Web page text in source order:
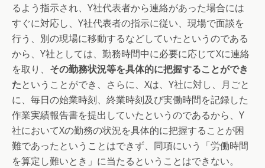
るよう指示され、Y社代表者から連絡があった場合には
すぐに対応し、Y社代表者の指示に従い、現場で面談を
行う、別の現場に移動するなどしていたというのである
から、Y社としては、勤務時間中に必要に応じてXに連絡
を取り、 その勤務状況等を具体的に把握することができ
たということができ、さらに、Xは、Y社に対し、月ごと
に、毎日の始業時刻、終業時刻及び実働時間を記録した
作業実績報告書を提出していたというのであるから、Y
社においてXの勤務の状況を具体的に把握することが困
難であったということはできず、同項にいう「労働時間
を算定し難いとき」に当たるということはできない。